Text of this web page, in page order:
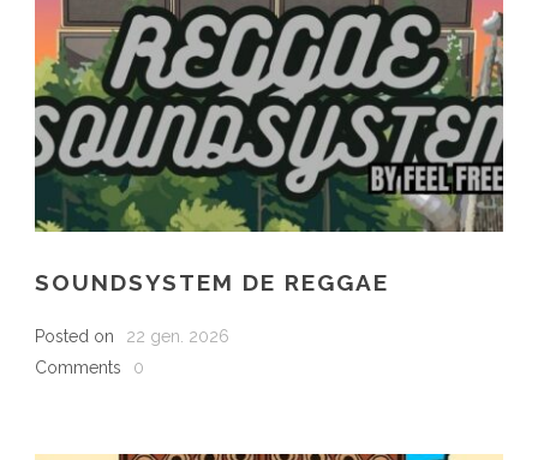
SOUNDSYSTEM DE REGGAE
Posted on
22 gen. 2026
Comments
0